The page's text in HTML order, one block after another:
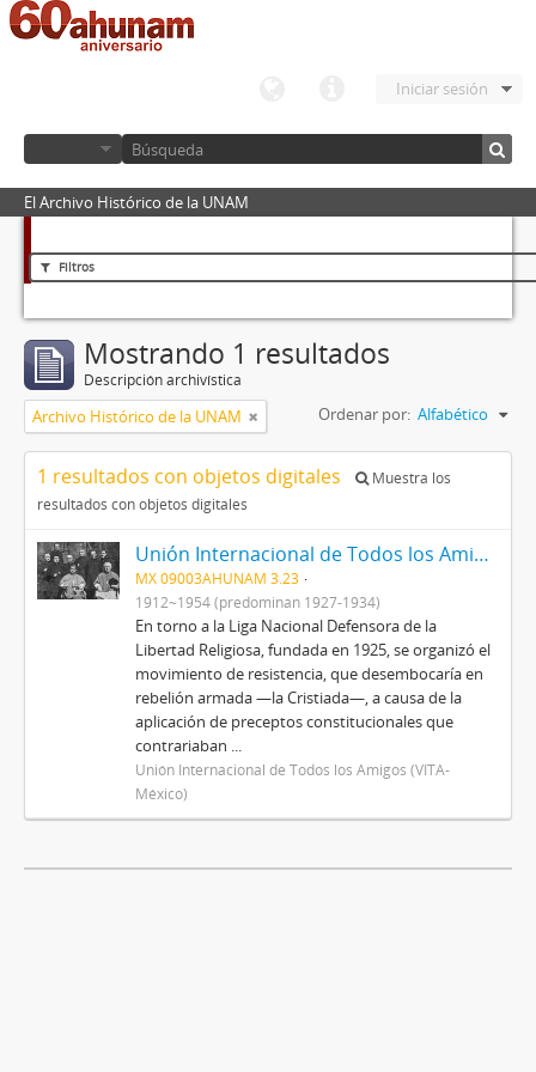
Iniciar sesión
El Archivo Histórico de la UNAM
Filtros
Mostrando 1 resultados
Descripción archivística
Archivo Histórico de la UNAM Ordenar por: Alfabético
1 resultados con objetos digitales
Muestra los
resultados con objetos digitales
Unión Internacional de Todos los Amigos (VITA-México)
MX 09003AHUNAM 3.23
1912~1954 (predominan 1927-1934)
En torno a la Liga Nacional Defensora de la
Libertad Religiosa, fundada en 1925, se organizó el
movimiento de resistencia, que desembocaría en
rebelión armada —la Cristiada—, a causa de la
aplicación de preceptos constitucionales que
contrariaban ...
Unión Internacional de Todos los Amigos (VITA-
México)